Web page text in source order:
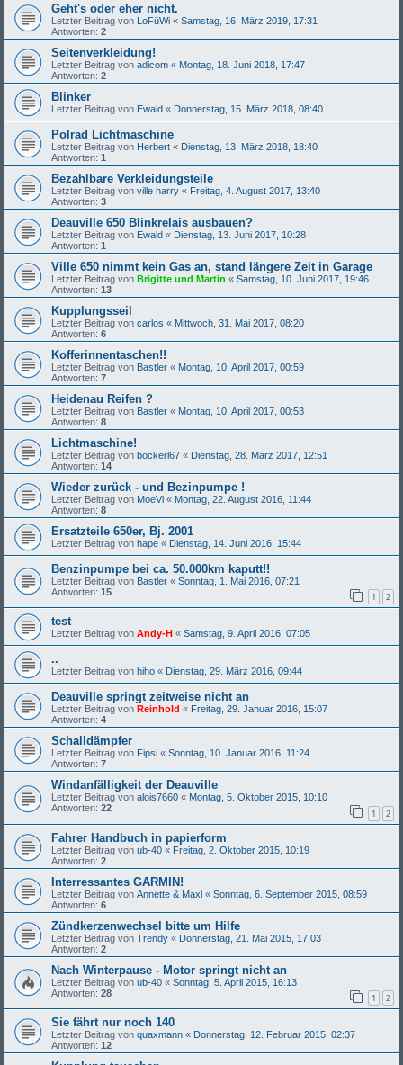
Geht's oder eher nicht.
Letzter Beitrag von LoFüWi « Samstag, 16. März 2019, 17:31
Antworten: 2
Seitenverkleidung!
Letzter Beitrag von adicom « Montag, 18. Juni 2018, 17:47
Antworten: 2
Blinker
Letzter Beitrag von Ewald « Donnerstag, 15. März 2018, 08:40
Polrad Lichtmaschine
Letzter Beitrag von Herbert « Dienstag, 13. März 2018, 18:40
Antworten: 1
Bezahlbare Verkleidungsteile
Letzter Beitrag von ville harry « Freitag, 4. August 2017, 13:40
Antworten: 3
Deauville 650 Blinkrelais ausbauen?
Letzter Beitrag von Ewald « Dienstag, 13. Juni 2017, 10:28
Antworten: 1
Ville 650 nimmt kein Gas an, stand längere Zeit in Garage
Letzter Beitrag von Brigitte und Martin « Samstag, 10. Juni 2017, 19:46
Antworten: 13
Kupplungsseil
Letzter Beitrag von carlos « Mittwoch, 31. Mai 2017, 08:20
Antworten: 6
Kofferinnentaschen!!
Letzter Beitrag von Bastler « Montag, 10. April 2017, 00:59
Antworten: 7
Heidenau Reifen ?
Letzter Beitrag von Bastler « Montag, 10. April 2017, 00:53
Antworten: 8
Lichtmaschine!
Letzter Beitrag von bockerl67 « Dienstag, 28. März 2017, 12:51
Antworten: 14
Wieder zurück - und Bezinpumpe !
Letzter Beitrag von MoeVi « Montag, 22. August 2016, 11:44
Antworten: 8
Ersatzteile 650er, Bj. 2001
Letzter Beitrag von hape « Dienstag, 14. Juni 2016, 15:44
Benzinpumpe bei ca. 50.000km kaputt!!
Letzter Beitrag von Bastler « Sonntag, 1. Mai 2016, 07:21
Antworten: 15 1 2
test
Letzter Beitrag von Andy-H « Samstag, 9. April 2016, 07:05
..
Letzter Beitrag von hiho « Dienstag, 29. März 2016, 09:44
Deauville springt zeitweise nicht an
Letzter Beitrag von Reinhold « Freitag, 29. Januar 2016, 15:07
Antworten: 4
Schalldämpfer
Letzter Beitrag von Fipsi « Sonntag, 10. Januar 2016, 11:24
Antworten: 7
Windanfälligkeit der Deauville
Letzter Beitrag von alois7660 « Montag, 5. Oktober 2015, 10:10
Antworten: 22 1 2
Fahrer Handbuch in papierform
Letzter Beitrag von ub-40 « Freitag, 2. Oktober 2015, 10:19
Antworten: 2
Interressantes GARMIN!
Letzter Beitrag von Annette & Maxl « Sonntag, 6. September 2015, 08:59
Antworten: 6
Zündkerzenwechsel bitte um Hilfe
Letzter Beitrag von Trendy « Donnerstag, 21. Mai 2015, 17:03
Antworten: 2
Nach Winterpause - Motor springt nicht an
Letzter Beitrag von ub-40 « Sonntag, 5. April 2015, 16:13
Antworten: 28 1 2
Sie fährt nur noch 140
Letzter Beitrag von quaxmann « Donnerstag, 12. Februar 2015, 02:37
Antworten: 12